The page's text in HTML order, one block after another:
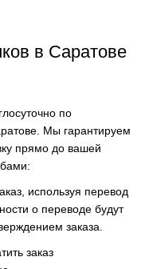
в Саратове
по
Мы гарантируем
прямо до вашей
используя перевод
о переводе будут
заказа.
заказ